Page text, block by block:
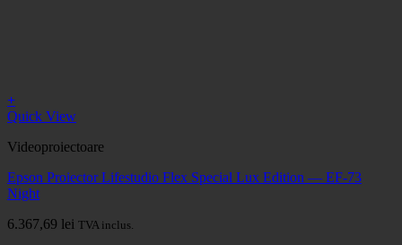
+
Quick View
Videoproiectoare
Epson Proiector Lifestudio Flex Special Lux Edition — EF-73
Night
6.367,69 lei TVA inclus.